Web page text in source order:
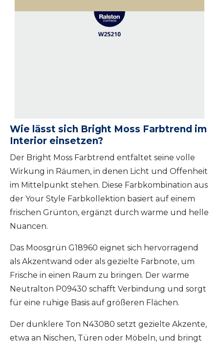
Wie lässt sich Bright Moss Farbtrend im
Interior einsetzen?
Der Bright Moss Farbtrend entfaltet seine volle
Wirkung in Räumen, in denen Licht und Offenheit
im Mittelpunkt stehen. Diese Farbkombination aus
der Your Style Farbkollektion basiert auf einem
frischen Grünton, ergänzt durch warme und helle
Nuancen.
Das Moosgrün G18960 eignet sich hervorragend
als Akzentwand oder als gezielte Farbnote, um
Frische in einen Raum zu bringen. Der warme
Neutralton P09430 schafft Verbindung und sorgt
für eine ruhige Basis auf größeren Flächen.
Der dunklere Ton N43080 setzt gezielte Akzente,
etwa an Nischen, Türen oder Möbeln, und bringt